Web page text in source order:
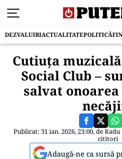
DEZVALUIRIACTUALITATEPOLITICĂ
Cutiuța
Social Club –
salvat
Publicat: 31 ian. 2026, 23:00, de
cititori
Adaugă-ne ca sursă